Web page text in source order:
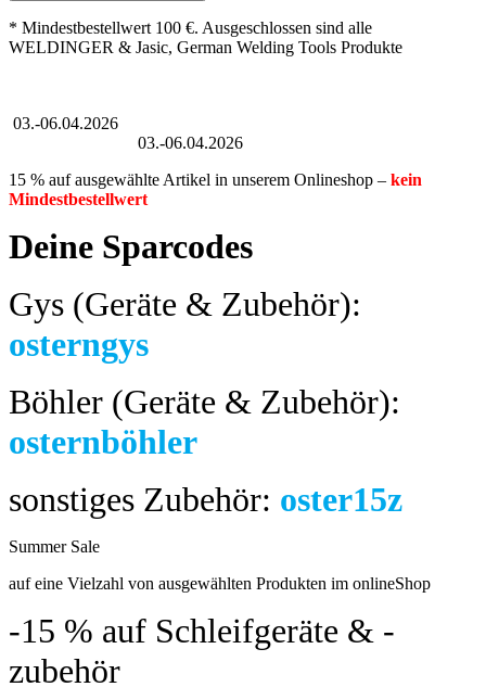
* Mindestbestellwert 100 €. Ausgeschlossen sind alle
WELDINGER & Jasic, German Welding Tools Produkte
03.-06.04.2026
03.-06.04.2026
15 % auf ausgewählte Artikel in unserem Onlineshop – kein
Mindestbestellwert
Deine Sparcodes
Gys (Geräte & Zubehör):
osterngys
Böhler (Geräte & Zubehör):
osternböhler
sonstiges Zubehör: oster15z
Summer Sale
auf eine Vielzahl von ausgewählten Produkten im onlineShop
-15 % auf Schleifgeräte & -
zubehör